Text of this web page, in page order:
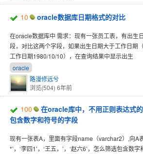
10 oracle数据库日期格式的对比
在oracle数据库中 需求：现有一张员工表，有出生
段，对比这两个字段，如果出生日期大于工作日期
工作日期1980/10/10），在查询结果中显示出生
oracle
路漫修远兮
浏览(504) 6年前
100
在oracle库中，不用正则表达式
包含数字和符号的字段
现有一张表A，里面有字段name（varchar2）,向A
*’，‘李四1’，‘王五，’，‘赵六6’，怎么筛选包含数